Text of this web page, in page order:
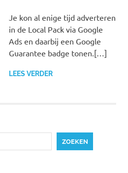
Je kon al enige tijd adverteren
in de Local Pack via Google
Ads en daarbij een Google
Guarantee badge tonen.[…]
LEES VERDER
ZOEKEN